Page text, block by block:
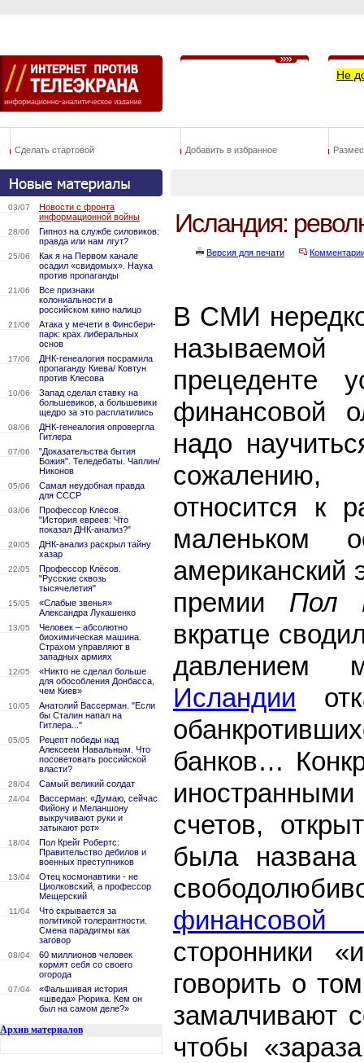
Не
Сделать стартовой Добавить в избранное
03/07
Новости с фронта
информационной войны
28/06
Гипноз на службе силовиков:
правда или нам лгут?
25/06
Как я на Первом канале
осадил «свидомых». Наука
против пропаганды
21/06
Все признаки
колониальности в
российском кино налицо
21/06
Атака у мечети в Финсбери-
парк: крах либеральных
основ
17/06
ДНК-генеалогия посрамила
пропаганду Киева/ Ковтун
против Клесова
10/06
Запад сделал ставку на
большевиков, а большевики
щедро за это расплатились
08/06
ДНК-генеалогия опровергла
Гитлера
07/06
"Доказательства бытия
Божия". Теледебаты. Чаплин/
Никонов
05/06
Самая неудобная правда
для СССР
03/06
Профессор Клёсов.
"История евреев: Что
показал ДНК-анализ?"
29/05
ДНК-анализ раскрыл тайну
хазар
22/05
Профессор Клёсов.
"Русские сквозь
тысячелетия"
15/05
«Слабые звенья»
Александра Лукашенко
13/05
Человек – абсолютно
биохимическая машина.
Страхом управляют в
западных армиях
12/05
«Никто не сделал больше
для обособления Донбасса,
чем Киев»
10/05
Анатолий Вассерман. "Если
бы Сталин напал на
Гитлера..."
05/05
Рецепт победы над
Алексеем Навальным. Что
посоветовать российской
власти?
28/04 Самый великий солдат
24/04
Вассерман: «Думаю, сейчас
Фийону и Меланшону
выкручивают руки и
затыкают рот»
18/04
Пол Крейг Робертс:
Правительство дебилов и
военных преступников
13/04
Отец космонавтики - не
Циолковский, а профессор
Мещерский
11/04
Что скрывается за
политикой толерантности.
Смена парадигмы как
заговор
08/04
60 миллионов человек
кормят себя со своего
огорода
07/04
«Фальшивая история
«шведа» Рюрика. Кем он
был на самом деле?»
Архив материалов
Исландия:
Версия для печати
В СМИ
называемой
прецеденте
финансовой
надо
сожалению,
относится к
маленьком
американский
премии Пол
вкратце
давлением
Исландии
банков…
счетов,
была
финансовой
сторонники
говорить о
замалчивают
чтобы